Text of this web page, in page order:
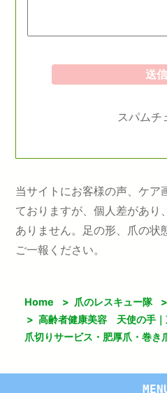
スパムチ
当サイトにお客様の声、ケア
ておりますが、個人差があり
ありません。足の形、爪の状
ご一報ください。
Home > 爪のレスキュー隊 >
> 高齢者健康美容 天使の手｜
爪切りサービス・肥厚爪・巻き